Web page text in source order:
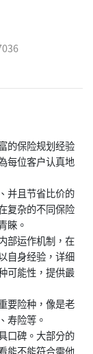
的保险规划经验
每位客户认真地
并且节省比价的
复杂的不同保险
睞。
部运作机制，在
自身经验，详细
可能性，提供最
要险种，像是老
寿险等。
口碑。大部分的
能不能符合需他